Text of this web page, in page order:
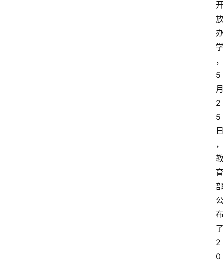
开
放
办
学
，
5
月
2
5
日
，
教
育
部
公
布
了
2
0